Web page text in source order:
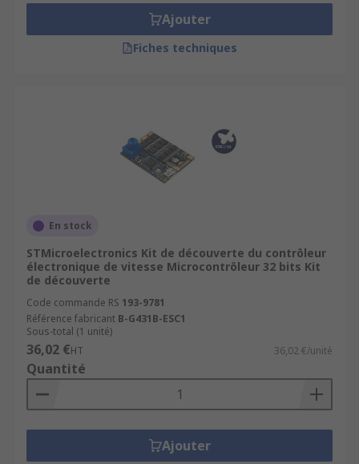
Ajouter
Fiches techniques
En stock
STMicroelectronics Kit de découverte du contrôleur
électronique de vitesse Microcontrôleur 32 bits Kit
de découverte
Code commande RS 193-9781
Référence fabricant B-G431B-ESC1
Sous-total (1 unité)
36,02 €HT 36,02 €/unité
Quantité
Ajouter